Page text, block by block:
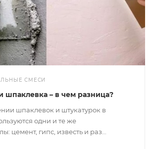
СМЕСИ
шпаклевка – в чем разница?
шпаклевок и штукатурок в
одни и те же
цемент, гипс, известь и раз...